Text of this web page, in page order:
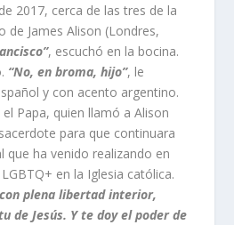
2017, cerca de las tres de la
James Alison (Londres,
, escuchó en la bocina.
“No, en broma, hijo”, le
y con acento argentino.
Papa, quien llamó a Alison
para que continuara
que ha venido realizando en
en la Iglesia católica.
plena libertad interior,
de Jesús. Y te doy el poder de